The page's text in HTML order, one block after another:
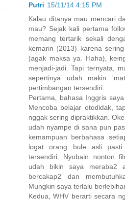
Putri 15/11/14 4:15 PM
Kalau ditanya mau mencari
mau? Sejak kali pertama
memang tertarik sekali
kemarin (2013) karena
(agak maksa ya. Haha),
menjadi-jadi. Tapi ternyata,
sepertinya udah makin
pertimbangan tersendiri.
Pertama, bahasa Inggris
Mencoba belajar otodidak,
nggak sering dipraktikkan.
udah nyampe di sana pun
kemampuan berbahasa
logat orang bule asli
tersendiri. Nyobain nonton
udah bikin saya meraba2
bercakap2 dan
Mungkin saya terlalu
Kedua, WHV berarti secara